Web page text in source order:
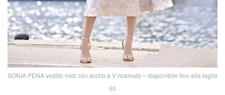
SONIA PENA vestito midi con scollo a V ricamato – disponibile fino alla taglia
50